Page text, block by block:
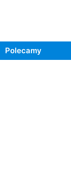
Polecamy